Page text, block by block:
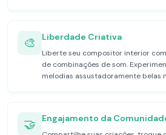
🎨 Liberdade Criativa
Liberte seu compositor interior
de combinações de som.
melodias assustadoramente belas
🤝 Engajamento da